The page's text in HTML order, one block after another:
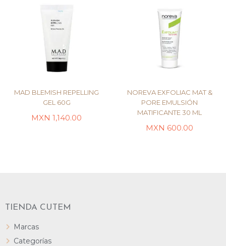
AÑADIR AL CARRITO
NOREVA EXFOLIAC MAT &
PORE EMULSIÓN
MATIFICANTE 30 ML
600.00
MAD BLEMISH REPELLING
GEL 60G
1,140.00
TIENDA CUTEM
Marcas
Categorías